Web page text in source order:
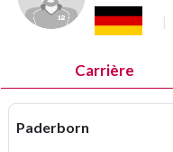
Carrière
Paderborn